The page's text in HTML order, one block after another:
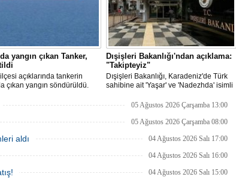
yangın çıkan Tanker,
açıklarında tankerin
çıkan yangın söndürüldü.
demirletildi.
Dışişleri Bakanlığı'ndan açıklama:
"Takipteyiz"
Dışişleri Bakanlığı, Karadeniz'de Türk
sahibine ait 'Yaşar' ve 'Nadezhda' isimli
araçlarıyla gerçekleştirilen saldırıda
güvenliğinin yakından takip edildiğini
05 Ağustos 2026 Çarşamba 13:00
05 Ağustos 2026 Çarşamba 08:00
aldı 04 Ağustos 2026 Salı 17:00
04 Ağustos 2026 Salı 16:00
04 Ağustos 2026 Salı 15:00